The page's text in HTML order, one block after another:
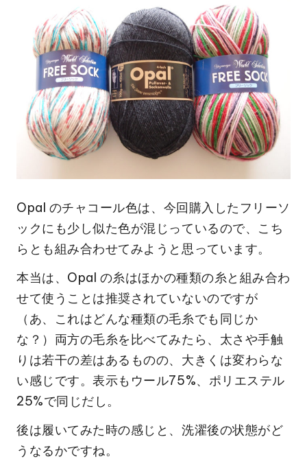
Opal のチャコール色は、今回購入したフリーソ
ックにも少し似た色が混じっているので、こち
らとも組み合わせてみようと思っています。
本当は、Opal の糸はほかの種類の糸と組み合わ
せて使うことは推奨されていないのですが
（あ、これはどんな種類の毛糸でも同じか
な？）両方の毛糸を比べてみたら、太さや手触
りは若干の差はあるものの、大きくは変わらな
い感じです。表示もウール75%、ポリエステル
25%で同じだし。
後は履いてみた時の感じと、洗濯後の状態がど
うなるかですね。